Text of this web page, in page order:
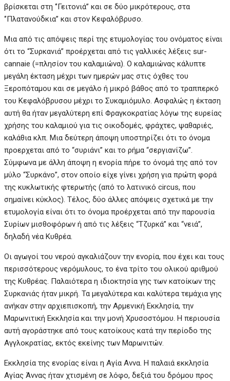
βρίσκεται στη ‘’Γειτονιά’’ και σε δύο μικρότερους, στα
‘’Πλατανούδκια’’ και στον Κεφαλόβρυσο.
Μια από τις απόψεις περί της ετυμολογίας του ονόματος είναι
ότι το “Συρκανιά” προέρχεται από τις γαλλικές λέξεις sur-
cannaie (=πλησίον του καλαμιώνα). Ο καλαμιώνας κάλυπτε
μεγάλη έκταση μέχρι των ημερών μας στις όχθες του
Ξεροπόταμου και σε μεγάλο ή μικρό βάθος από το τραππερκό
του Κεφαλόβρυσου μέχρι το Συκαμιόμυλο. Ασφαλώς η έκταση
αυτή θα ήταν μεγαλύτερη επί Φραγκοκρατίας λόγω της ευρείας
χρήσης του καλαμιού για τις οικοδομές, φράχτες, ψαθαριές,
καλάθια κλπ. Μια δεύτερη άποψη υποστηρίζει ότι το όνομα
προερχεται από το “συριάνι” και το ρήμα “σεργιανίζω”.
Σύμφωνα με άλλη άποψη η ενορία πήρε το όνομά της από τον
μύλο “Συρκάνο”, στον οποίο είχε γίνει χρήση για πρώτη φορά
της κυκλωτικής φτερωτής (από το λατινικό circus, που
σημαίνει κύκλος). Τέλος, δύο άλλες απόψεις σχετικά με την
ετυμολογία είναι ότι το όνομα προέρχεται από την παρουσία
Συρίων μισθοφόρων ή από τις λέξεις “Τζυρκά” και “νειά”,
δηλαδή νέα Κυθρέα.
Οι αγωγοί του νερού αγκαλιάζουν την ενορία, που έχει και τους
περισσότερους νερόμυλους, το ένα τρίτο του ολικού αριθμού
της Κυθρέας. Παλαιότερα η ιδιοκτησία γης των κατοίκων της
Συρκανιάς ήταν μικρή. Τα μεγαλύτερα και καλύτερα τεμάχια γης
ανήκαν στην αρχιεπισκοπή, την Αρμενική Εκκλησία, την
Μαρωνιτική Εκκλησία και την μονή Χρυσοστόμου. Η περιουσία
αυτή αγοράστηκε από τους κατοίκους κατά την περίοδο της
Αγγλοκρατίας, εκτός εκείνης των Μαρωνιτών.
Εκκλησία της ενορίας είναι η Αγία Αννα. Η παλαιά εκκλησία
Αγίας Άννας ήταν χτισμένη σε λόφο, δεξιά του δρόμου προς